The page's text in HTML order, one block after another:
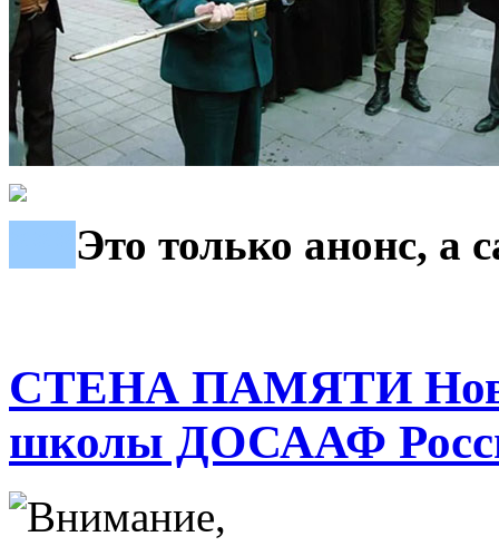
Это только анонс, а
СТЕНА ПАМЯТИ
школы ДОСААФ